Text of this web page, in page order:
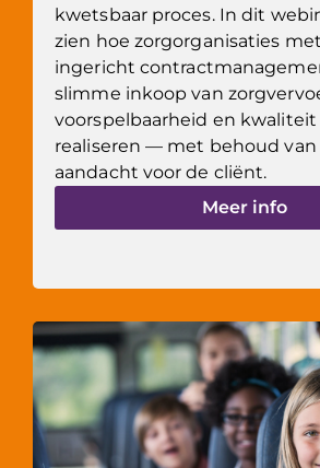
kwetsbaar proces. In dit
zien hoe zorgorganisaties
ingericht
slimme inkoop van
voorspelbaarheid en
realiseren — met behoud van
aandacht voor de cliënt.
Meer info